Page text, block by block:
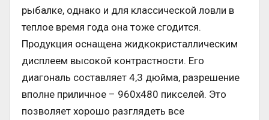
рыбалке, однако и для классической ловли в
теплое время года она тоже сгодится.
Продукция оснащена жидкокристаллическим
дисплеем высокой контрастности. Его
диагональ составляет 4,3 дюйма, разрешение
вполне приличное – 960х480 пикселей. Это
позволяет хорошо разглядеть все